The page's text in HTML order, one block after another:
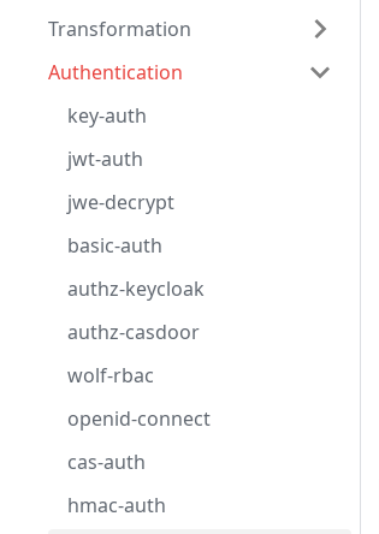
Transformation
Authentication
key-auth
jwt-auth
jwe-decrypt
basic-auth
authz-keycloak
authz-casdoor
wolf-rbac
openid-connect
cas-auth
hmac-auth